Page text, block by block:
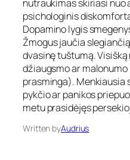
a
v
a
i
t
ė
b
e
n
a
k
nutraukimas skiriasi nuo
psichologinis
Dopamino lygis
Žmogus jaučia
dvasinę tuštumą.
džiaugsmo ar
prasminga). Menkiausia
pykčio ar panikos
metu prasidėjęs
Written byAudrius